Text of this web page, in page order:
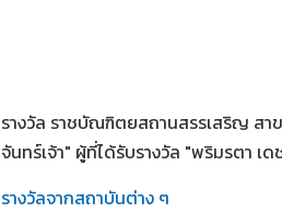
รางวัล ราชบัณฑิตยสถานสรรเสริญ สา
จันทร์เจ้า" ผู้ที่ได้รับรางวัล "พริมรตา เ
รางวัลจากสถาบันต่าง ๆ